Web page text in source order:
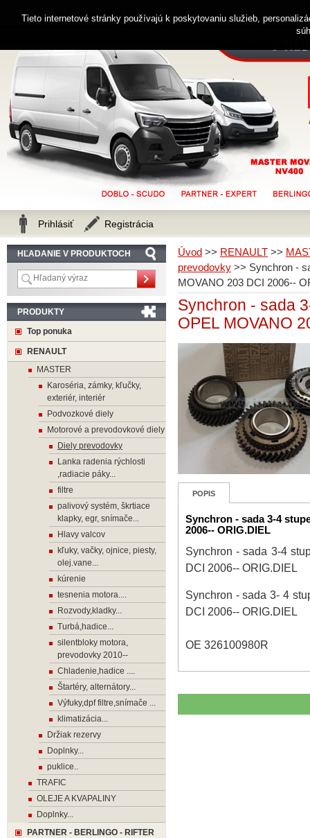
Úvod >> RENAULT >>
prevodovky >> Synchron -
MOVANO 203 DCI 2006--
Synchron - sada
OPEL MOVANO
POPIS
Synchron - sada 3-4
2006-- ORIG.DIEL
Synchron - sada 3-4
DCI 2006-- ORIG.DIEL
Synchron - sada 3- 4
DCI 2006-- ORIG.DIEL
OE 326100980R
HĽADANIE V PRODUKTOCH
PRODUKTY
Top ponuka
RENAULT
MASTER
Karoséria, zámky, kľučky,
exteriér, interiér
Podvozkové diely
Motorové a prevodovkové diely
Diely prevodovky
Lanka radenia rýchlosti
,radiacie páky...
filtre
palivový systém, škrtiace
klapky, egr, snímače...
Hlavy valcov
kľuky, vačky, ojnice, piesty,
olej.vane...
kúrenie
tesnenia motora....
Rozvody,kladky...
Turbá,hadice...
silentbloky motora,
prevodovky 2010--
Chladenie,hadice ....
Štartéry, alternátory...
Výfuky,dpf filtre,snímače ...
klimatizácia...
Držiak rezervy
Doplnky...
puklice..
TRAFIC
OLEJE A KVAPALINY
Doplnky...
PARTNER - BERLINGO - RIFTER
Zákaznícka linka 0914 238 482
Prihlásiť Registrácia
Tieto internetové stránky používajú k poskytovaniu služieb,